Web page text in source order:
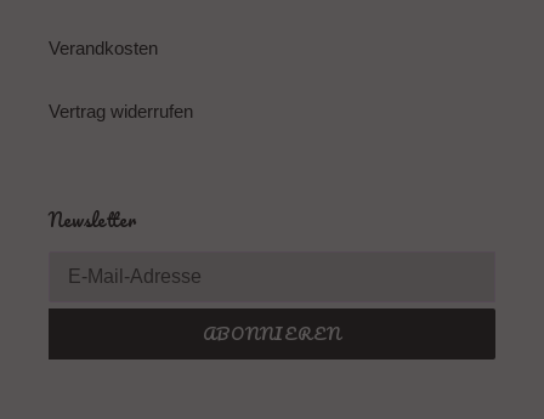
Verandkosten
Vertrag widerrufen
Newsletter
ABONNIEREN